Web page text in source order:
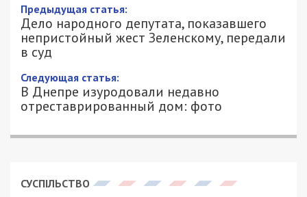
Предыдущая статья:
Дело народного депутата, показавшего
непристойный жест Зеленскому, передали
в суд
Следующая статья:
В Днепре изуродовали недавно
отреставрированный дом: фото
СУСПІЛЬСТВО